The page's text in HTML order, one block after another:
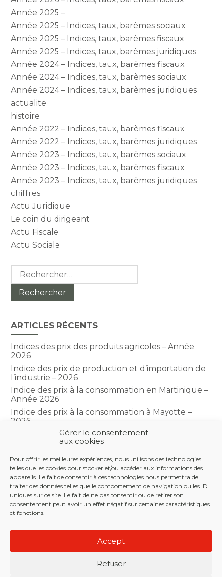
Gérer le consentement
aux cookies
Pour offrir les meilleures expériences, nous utilisons des technologies
telles que les cookies pour stocker et/ou accéder aux informations des
appareils. Le fait de consentir à ces technologies nous permettra de
traiter des données telles que le comportement de navigation ou les ID
uniques sur ce site. Le fait de ne pas consentir ou de retirer son
consentement peut avoir un effet négatif sur certaines caractéristiques
et fonctions.
Accept
Refuser
Année 2025 –
Année 2025 – Indices, taux, barèmes sociaux
Année 2025 – Indices, taux, barèmes fiscaux
Année 2025 – Indices, taux, barèmes juridiques
Année 2024 – Indices, taux, barèmes fiscaux
Année 2024 – Indices, taux, barèmes sociaux
Année 2024 – Indices, taux, barèmes juridiques
actualite
histoire
Année 2022 – Indices, taux, barèmes fiscaux
Année 2022 – Indices, taux, barèmes juridiques
Année 2023 – Indices, taux, barèmes sociaux
Année 2023 – Indices, taux, barèmes fiscaux
Année 2023 – Indices, taux, barèmes juridiques
chiffres
Actu Juridique
Le coin du dirigeant
Actu Fiscale
Actu Sociale
Rechercher :
ARTICLES RÉCENTS
Indices des prix des produits agricoles – Année
2026
Indice des prix de production et d’importation de
l’industrie – 2026
Indice des prix à la consommation en Martinique –
Année 2026
Indice des prix à la consommation à Mayotte –
2026
Indice du climat des affaires dans le BTP – Année
COMMENTAIRES RÉCENTS
Footer
LE CABINET NOS SERVICES
NOS OUTILS
RECRUTEMENT